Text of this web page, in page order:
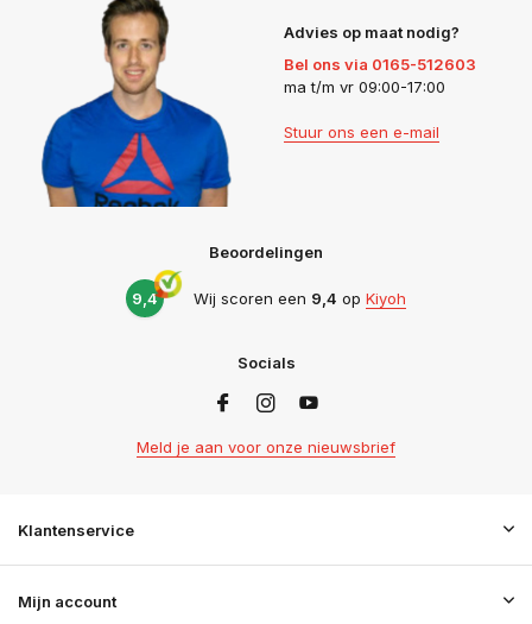
Advies op maat nodig?
Bel ons via 0165-512603
ma t/m vr 09:00-17:00
Stuur ons een e-mail
Beoordelingen
9,4 Wij scoren een 9,4 op Kiyoh
Socials
Meld je aan voor onze nieuwsbrief
Klantenservice
Mijn account